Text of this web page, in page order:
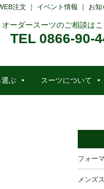
注文 ｜ イベント情報 ｜ お知
オーダースーツのご相談は
TEL 0866-90-
ぶ スーツについて
フォー
メンズ